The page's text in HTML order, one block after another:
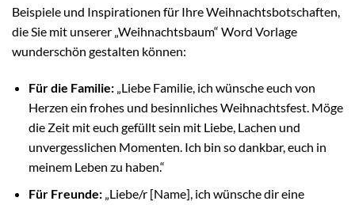
Beispiele und Inspirationen für Ihre Weihnachtsbotschaften,
die Sie mit unserer „Weihnachtsbaum“ Word Vorlage
wunderschön gestalten können:
Für die Familie:„Liebe Familie, ich wünsche euch von
Herzen ein frohes und besinnliches Weihnachtsfest. Möge
die Zeit mit euch gefüllt sein mit Liebe, Lachen und
unvergesslichen Momenten. Ich bin so dankbar, euch in
meinem Leben zu haben.“
Für Freunde:„Liebe/r [Name], ich wünsche dir eine